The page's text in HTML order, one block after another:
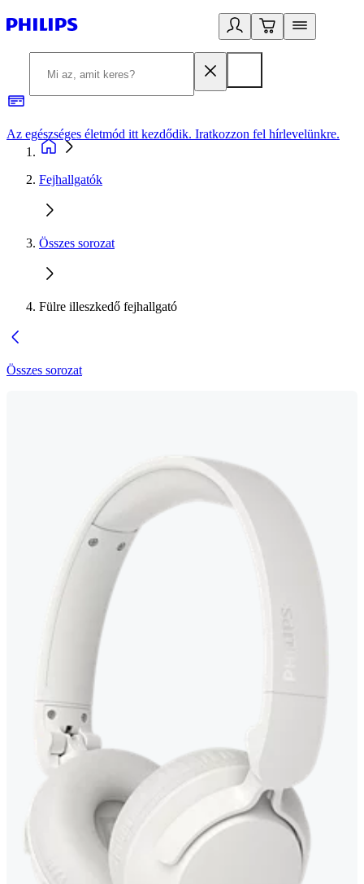
Az egészséges életmód itt kezdődik. Iratkozzon fel hírlevelünkre.
Fejhallgatók
Összes sorozat
Fülre illeszkedő fejhallgató
Összes sorozat